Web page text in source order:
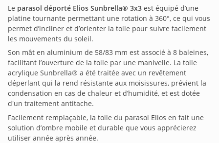
Le parasol déporté Elios Sunbrella® 3x3 est équipé d’une
platine tournante permettant une rotation à 360°, ce qui vous
permet d’incliner et d’orienter la toile pour suivre facilement
les mouvements du soleil.
Son mât en aluminium de 58/83 mm est associé à 8 baleines,
facilitant l’ouverture de la toile par une manivelle. La toile
acrylique Sunbrella® a été traitée avec un revêtement
déperlant qui la rend résistante aux moisissures, prévient la
condensation en cas de chaleur et d’humidité, et est dotée
d'un traitement antitache.
Facilement remplaçable, la toile du parasol Elios en fait une
solution d’ombre mobile et durable que vous apprécierez
utiliser année après année.